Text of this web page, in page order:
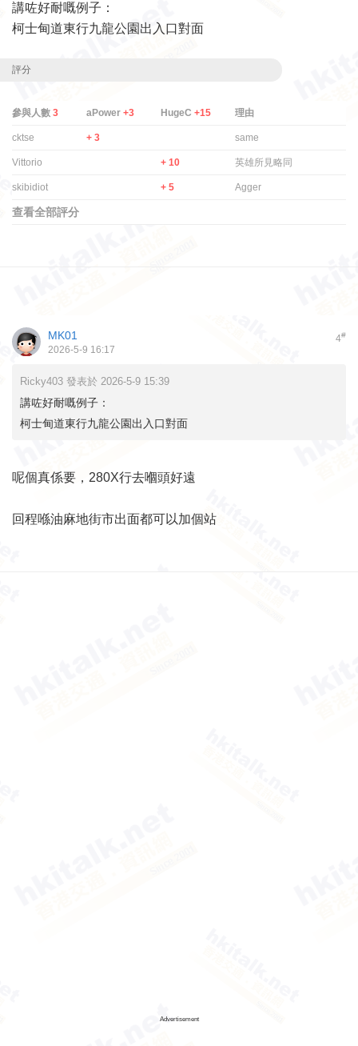
講咗好耐嘅例子：
柯士甸道東行九龍公園出入口對面
評分
參與人數 3 aPower +3 HugeC +15 理由
cktse + 3 same
Vittorio + 10 英雄所見略同
skibidiot + 5 Agger
查看全部評分
4#
MK01
2026-5-9 16:17
Ricky403 發表於 2026-5-9 15:39
講咗好耐嘅例子：
柯士甸道東行九龍公園出入口對面
呢個真係要，280X行去嗰頭好遠
回程喺油麻地街市出面都可以加個站
Advertisement